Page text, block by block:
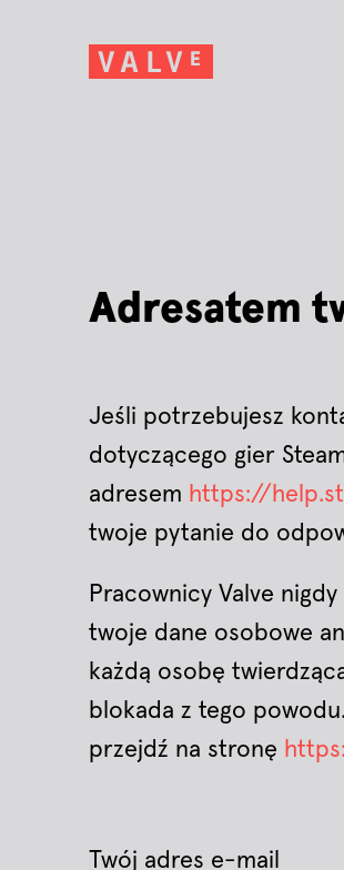
Adresatem
Jeśli potrzebujesz
dotyczącego gier
adresem https://
twoje pytanie do
Pracownicy Valve
twoje dane osobowe
każdą osobę
blokada z tego
przejdź na stronę
Twój adres e-mail